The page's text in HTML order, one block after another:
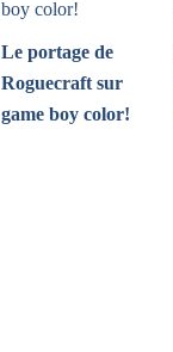
Le portage de
Roguecraft sur
game boy color!